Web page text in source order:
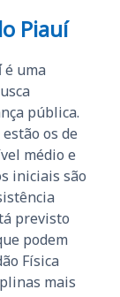
Piauí
é uma
pública.
os de
médio e
iniciais são
previsto
podem
Física
mais